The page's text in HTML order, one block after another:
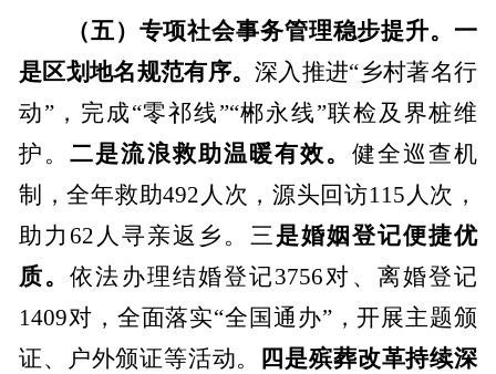
（五）专项社会事务管理稳步提升。 一
是区划地名规范有序。深入推进“乡村著名行
动”，完成“零祁线”“郴永线”联检及界桩维
护。二是流浪救助温暖有效。 健全巡查机
制，全年救助492 人次，源头回访115 人次，
助力 62 人寻亲返乡。三是婚姻登记便捷优
质。依法办理结婚登记3756对、离婚登记
1409对， 全面落实“全国通办”，开展主题颁
证、户外颁证等活动。
四是殡葬改革持续深